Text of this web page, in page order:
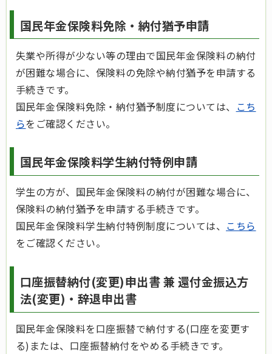
国民年金保険料免除・納付猶予申請
失業や所得が少ない等の理由で国民年金保険料の納付
が困難な場合に、保険料の免除や納付猶予を申請する
手続きです。
国民年金保険料免除・納付猶予制度については、 こち
らをご確認ください。
国民年金保険料学生納付特例申請
学生の方が、国民年金保険料の納付が困難な場合に、
保険料の納付猶予を申請する手続きです。
国民年金保険料学生納付特例制度については、 こちら
をご確認ください。
口座振替納付(変更)申出書 兼 還付金振込方
法(変更)・辞退申出書
国民年金保険料を口座振替で納付する(口座を変更す
る)または、口座振替納付をやめる手続きです。